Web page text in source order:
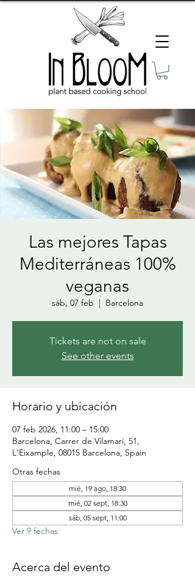
Las mejores Tapas
Mediterráneas 100%
veganas
sáb, 07 feb
  |
Barcelona
Tickets are not on sale
See other events
Horario y ubicación
07 feb 2026, 11:00 – 15:00
Barcelona, Carrer de Vilamarí, 51,
L'Eixample, 08015 Barcelona, Spain
Otras fechas
mié, 19 ago, 18:30
mié, 02 sept, 18:30
sáb, 05 sept, 11:00
Ver 9 fechas
Acerca del evento